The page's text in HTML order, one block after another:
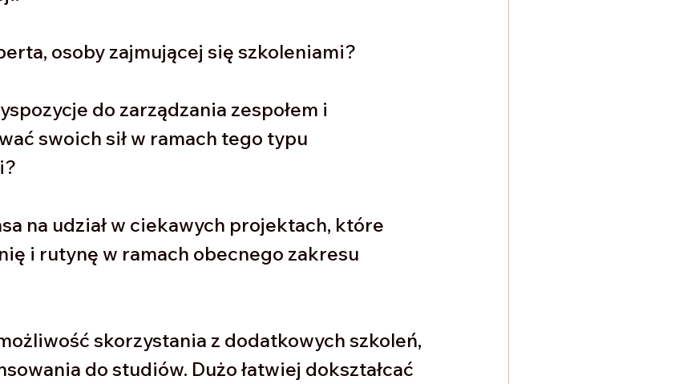
osoby zajmującej się szkoleniami?
do zarządzania zespołem i
swoich sił w ramach tego typu
na udział w ciekawych projektach, które
i rutynę w ramach obecnego zakresu
skorzystania z dodatkowych szkoleń,
do studiów. Dużo łatwiej dokształcać